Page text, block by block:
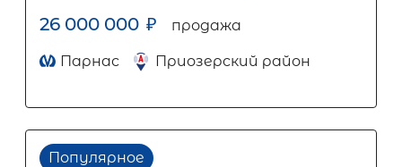
26 000 000 ₽ продажа
Парнас Приозерский район
Популярное